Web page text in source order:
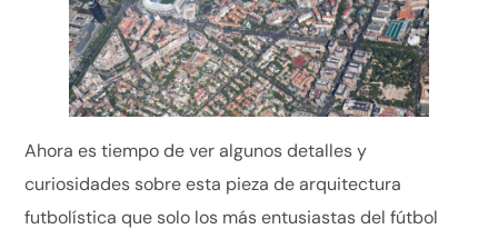
Ahora es tiempo de ver algunos detalles y
curiosidades sobre esta pieza de arquitectura
futbolística que solo los más entusiastas del fútbol